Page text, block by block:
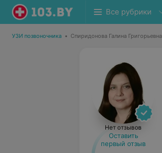
Все рубрики
УЗИ позвоночника • Спиридонова Галина Григорьевна
Нет отзывов
Оставить
первый отзыв